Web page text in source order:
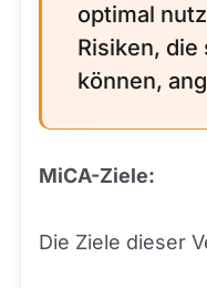
optimal
Risiken,
können,
MiCA-Ziele:
Die Ziele dieser